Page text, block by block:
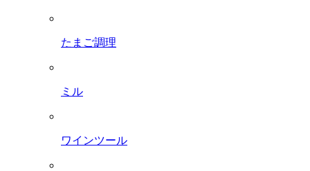
たまご調理
ミル
ワインツール